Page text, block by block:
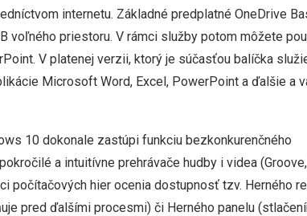
internetu. Základné predplatné OneDrive
voľného priestoru. V rámci služby potom môžete
V platenej verzii, ktorý je súčasťou balíčka
Microsoft Word, Excel, PowerPoint a ďalšie a
10 dokonale zastúpi funkciu bezkonkurenčného
a intuitívne prehrávače hudby i videa
počítačových hier ocenia dostupnosť tzv. Herného
pred ďalšími procesmi) či Herného panelu